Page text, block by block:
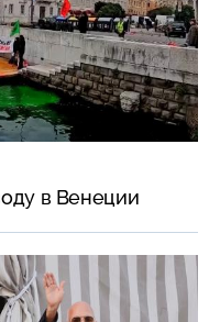
в Венеции